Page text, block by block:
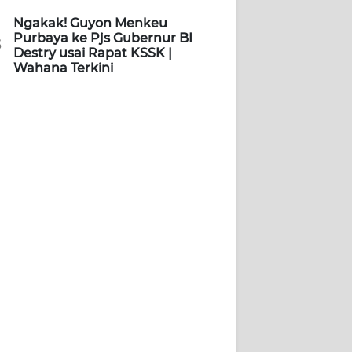
Ngakak! Guyon Menkeu
Purbaya ke Pjs Gubernur BI
Destry usai Rapat KSSK |
Wahana Terkini